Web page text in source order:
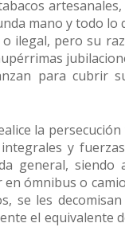
mano y todo lo
ilegal, pero su
para cubrir
la
y
general, siendo
ómnibus o
se les
el equivalente